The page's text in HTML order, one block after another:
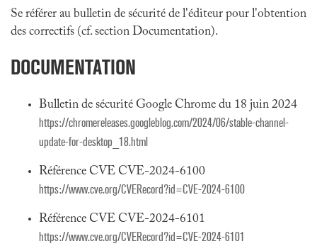
Se référer au bulletin de sécurité de l'éditeur pour l'obtention
des correctifs (cf. section Documentation).
DOCUMENTATION
Bulletin de sécurité Google Chrome du 18 juin 2024
https://chromereleases.googleblog.com/2024/06/stable-channel-
update-for-desktop_18.html
Référence CVE CVE-2024-6100
https://www.cve.org/CVERecord?id=CVE-2024-6100
Référence CVE CVE-2024-6101
https://www.cve.org/CVERecord?id=CVE-2024-6101